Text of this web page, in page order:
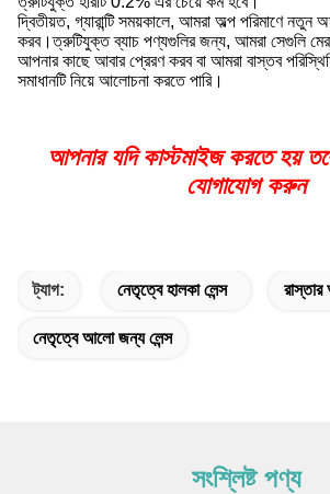
দ্বিতীয়ত, গ্যারান্টি সময়কালে, আমরা অল্প পরিমাণে নতুন
করব।ত্রুটিযুক্ত ব্যাচ পণ্যগুলির জন্য, আমরা সেগুলি
আপনার কাছে আবার প্রেরণ করব বা আমরা বাস্তব
সমাধানটি নিয়ে আলোচনা করতে পারি।
আপনার যদি কাস্টমাইজ করতে হয়
যোগাযোগ করুন
ট্যাগ: নেতৃত্বে হালকা লেন্স
নেতৃত্বে আলো জন্য লেন্স
সংশ্লিষ্ট পণ্য